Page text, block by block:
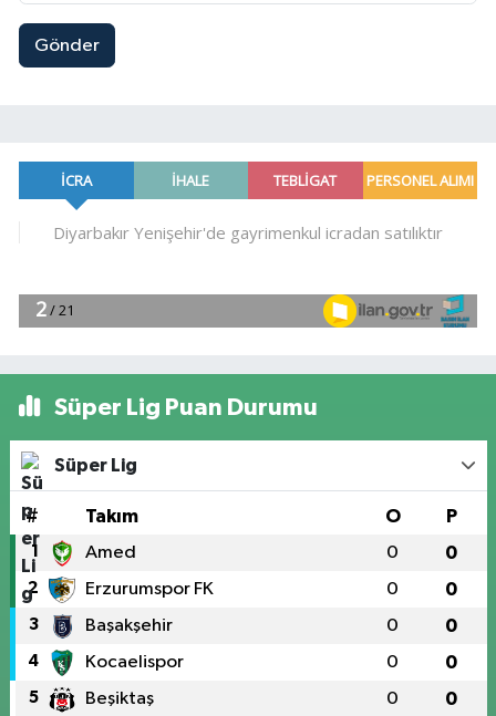
Gönder
Süper Lig Puan Durumu
Süper Lig
# Takım O P
1 Amed 0 0
2 Erzurumspor FK 0 0
3 Başakşehir 0 0
4 Kocaelispor 0 0
5 Beşiktaş 0 0